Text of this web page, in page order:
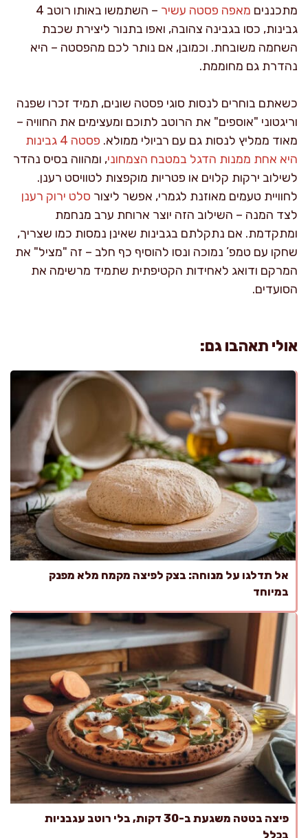
מתכננים מאפה פסטה עשיר
– השתמשו באותו רוטב 4
גבינות, כסו בגבינה צהובה, ואפו בתנור ליצירת שכבת
השחמה משובחת. וכמובן, אם נותר לכם מהפסטה – היא
נהדרת גם מחוממת.
כשאתם בוחרים לנסות סוגי פסטה שונים, תמיד זכרו שפנה
וריגטוני "אוספים" את הרוטב לתוכם ומעצימים את החוויה –
מאוד ממליץ לנסות גם עם רביולי ממולא.
פסטה 4 גבינות
היא אחת ממנות הדגל במטבח הצמחוני, ומהווה בסיס נהדר
לשילוב ירקות קלוים או פטריות מוקפצות לטוויסט רענן.
לחוויית טעמים מאוזנת לגמרי, אפשר ליצור סלט ירוק רענן
לצד המנה – השילוב הזה יוצר ארוחת ערב מנחמת
ומתקדמת. אם נתקלתם בגבינות שאינן נמסות כמו שצריך,
שחקו עם טמפ’ נמוכה ונסו להוסיף כף חלב – זה "מציל" את
המרקם ודואג לאחידות הקטיפתית שתמיד מרשימה את
הסועדים.
אולי תאהבו גם:
אל תדלגו על מנוחה: בצק לפיצה מקמח מלא מפנק
במיוחד
פיצה בטטה משגעת ב-30 דקות, בלי רוטב עגבניות
בכלל